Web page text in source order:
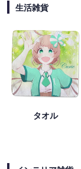
生活雑貨
タオル